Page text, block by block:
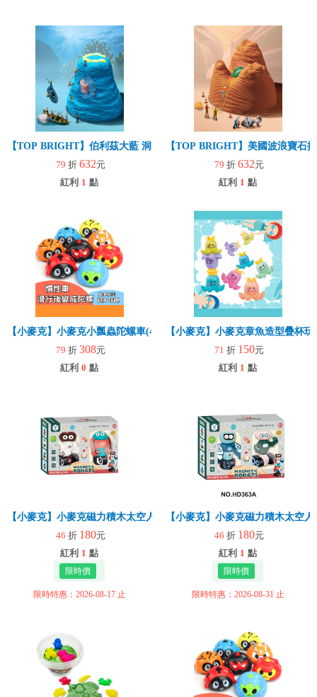
【TOP BRIGHT】伯利茲大藍 洞寶石挖掘套組(益智玩具/趣味桌遊/世
79 折 632元
紅利 1 點
【TOP BRIGHT】美國波浪寶石
79 折 632元
紅利 1 點
【小麥克】小麥克小瓢蟲陀螺車(4入)
79 折 308元
紅利 0 點
【小麥克】小麥克章魚造型疊杯
71 折 150元
紅利 1 點
【小麥克】小麥克磁力積木太空人(A款)
46 折 180元
紅利 1 點
限時特惠：2026-08-17 止
【小麥克】小麥克磁力積木太空
46 折 180元
紅利 1 點
限時特惠：2026-08-31 止